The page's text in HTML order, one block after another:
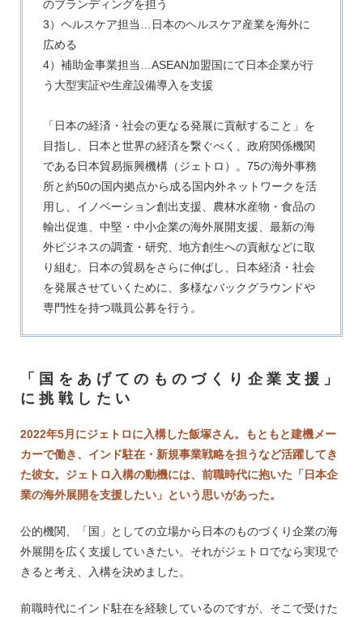
のブランディングを担う
3）ヘルスケア担当…日本のヘルスケア産業を海外に
広める
4）補助金事業担当…ASEAN加盟国にて日本企業が行
う大型実証や生産設備導入を支援
「日本の経済・社会の更なる発展に貢献すること」を
目指し、日本と世界の経済を繋ぐべく、政府関係機関
である日本貿易振興機構（ジェトロ）。75の海外事務
所と約50の国内拠点から成る国内外ネットワークを活
用し、イノベーション創出支援、農林水産物・食品の
輸出促進、中堅・中小企業の海外展開支援、最新の海
外ビジネスの調査・研究、地方創生への貢献などに取
り組む。日本の貿易をさらに伸ばし、日本経済・社会
を発展させていくために、多様なバックグラウンドや
専門性を持つ職員公募を行う。
「国をあげてのものづくり企業支援」
に挑戦したい
2022年5月にジェトロに入構した飯塚さん。もともと建機メー
カーで働き、インド駐在・新規事業戦略を担うなど活躍してき
た彼女。ジェトロ入構の動機には、前職時代に抱いた「日本企
業の海外展開を支援したい」という思いがあった。
公的機関、「国」としての立場から日本のものづくり企業の海
外展開を広く支援していきたい。それがジェトロでなら実現で
きると考え、入構を決めました。
前職時代にインド駐在を経験しているのですが、そこで受けた